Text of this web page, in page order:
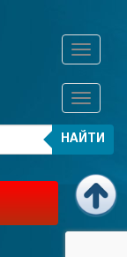
НАЙТИ